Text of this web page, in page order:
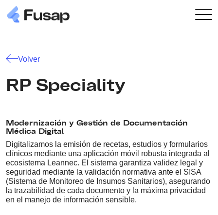
Volver
RP Speciality
Modernización y Gestión de Documentación
Médica Digital
Digitalizamos la emisión de recetas, estudios y formularios
clínicos mediante una aplicación móvil robusta integrada al
ecosistema Leannec. El sistema garantiza validez legal y
seguridad mediante la validación normativa ante el SISA
(Sistema de Monitoreo de Insumos Sanitarios), asegurando
la trazabilidad de cada documento y la máxima privacidad
en el manejo de información sensible.